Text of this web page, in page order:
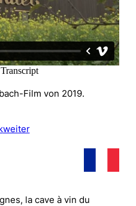
Film von 2019.
weiter
la cave à vin du